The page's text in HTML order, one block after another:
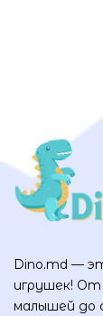
Dino.md —
игрушек! От
малышей до